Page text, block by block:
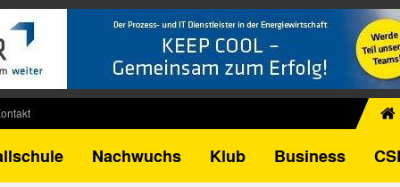
Nachwuchs Klub Business